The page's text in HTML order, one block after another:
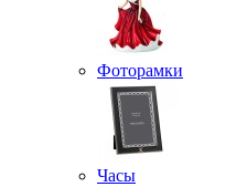
Фоторамки
Часы